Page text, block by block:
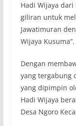
Hadi Wijaya
giliran untuk
Jawatimuran
Wijaya Kusuma”.
Dengan
yang tergabung
yang dipimpin
Hadi Wijaya
Desa Ngoro